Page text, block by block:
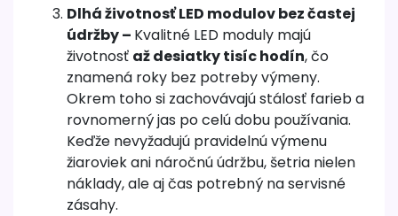
Dlhá životnosť LED modulov bez častej
údržby – Kvalitné LED moduly majú
životnosť až desiatky tisíc hodín, čo
znamená roky bez potreby výmeny.
Okrem toho si zachovávajú stálosť farieb a
rovnomerný jas po celú dobu používania.
Keďže nevyžadujú pravidelnú výmenu
žiaroviek ani náročnú údržbu, šetria nielen
náklady, ale aj čas potrebný na servisné
zásahy.